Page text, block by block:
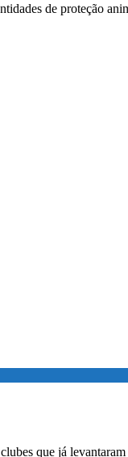
de proteção
que já